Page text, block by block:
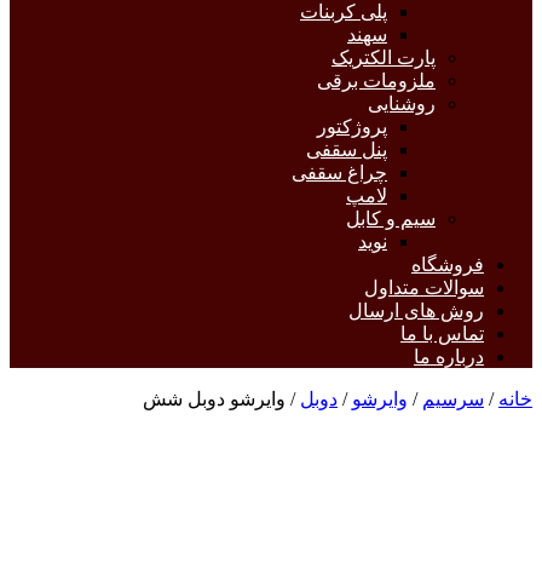
پلی کربنات
سهند
پارت الکتریک
ملزومات برقی
روشنایی
پروژکتور
پنل سقفی
چراغ سقفی
لامپ
سیم و کابل
نوید
فروشگاه
سوالات متداول
روش های ارسال
تماس با ما
درباره ما
خانه / سرسیم / وایرشو / دوبل / وایرشو دوبل شش